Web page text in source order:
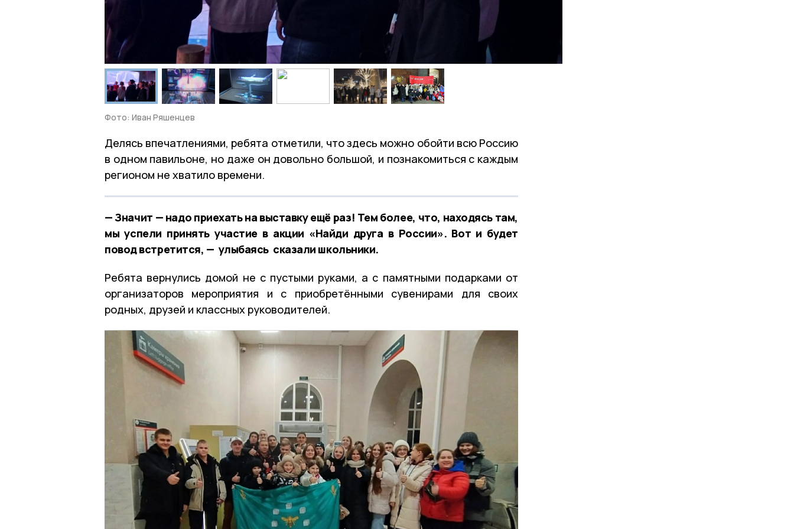
Фото: Иван Ряшенцев
Делясь впечатлениями, ребята отметили, что здесь можно обойти всю Россию
в одном павильоне, но даже он довольно большой, и познакомиться с каждым
регионом не хватило времени.
— Значит — надо приехать на выставку ещё раз! Тем более, что, находясь там,
мы успели принять участие в акции «Найди друга в России». Вот и будет
повод встретится, — улыбаясь сказали школьники.
Ребята вернулись домой не с пустыми руками, а с памятными подарками от
организаторов мероприятия и с приобретёнными сувенирами для своих
родных, друзей и классных руководителей.